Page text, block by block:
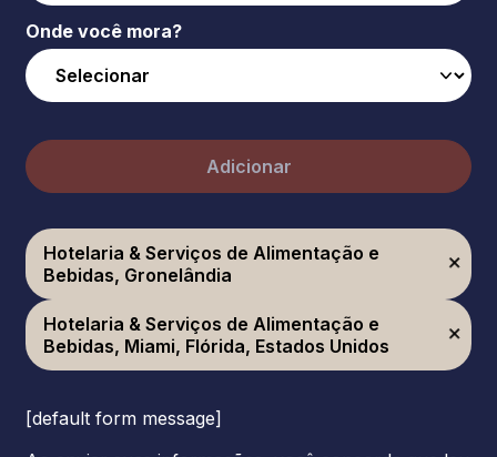
Onde você mora?
Adicionar
Hotelaria & Serviços de Alimentação e
Bebidas, Gronelândia
Hotelaria & Serviços de Alimentação e
Bebidas, Miami, Flórida, Estados Unidos
[default form message]